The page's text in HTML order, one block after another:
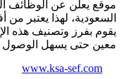
يعلن عن الوظائف
لهذا يعتبر من أفضل
بفرز وتصنيف هذه
حتى يسهل الوصول إليها.
www.ksa-